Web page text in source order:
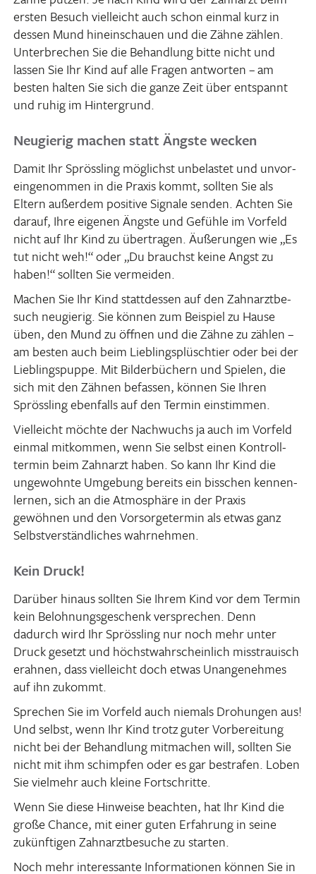
ersten Besuch viel­leicht auch schon einmal kurz in
dessen Mund hinein­schauen und die Zähne zählen.
Unter­bre­chen Sie die Behand­lung bitte nicht und
lassen Sie Ihr Kind auf alle Fragen antworten – am
besten halten Sie sich die ganze Zeit über entspannt
und ruhig im Hintergrund.
Neugierig machen statt Ängste wecken
Damit Ihr Spröss­ling möglichst unbe­lastet und unvor­
ein­ge­nommen in die Praxis kommt, sollten Sie als
Eltern außerdem posi­tive Signale senden. Achten Sie
darauf, Ihre eigenen Ängste und Gefühle im Vorfeld
nicht auf Ihr Kind zu über­tragen. Äuße­rungen wie „Es
tut nicht weh!“ oder „Du brauchst keine Angst zu
haben!“ sollten Sie vermeiden.
Machen Sie Ihr Kind statt­dessen auf den Zahn­arzt­be­
such neugierig. Sie können zum Beispiel zu Hause
üben, den Mund zu öffnen und die Zähne zu zählen –
am besten auch beim Lieb­lings­plüsch­tier oder bei der
Lieb­lings­puppe. Mit Bilder­bü­chern und Spielen, die
sich mit den Zähnen befassen, können Sie Ihren
Spröss­ling eben­falls auf den Termin einstimmen.
Viel­leicht möchte der Nach­wuchs ja auch im Vorfeld
einmal mitkommen, wenn Sie selbst einen Kontroll­
termin beim Zahn­arzt haben. So kann Ihr Kind die
unge­wohnte Umge­bung bereits ein biss­chen kennen­
lernen, sich an die Atmo­sphäre in der Praxis
gewöhnen und den Vorsor­ge­termin als etwas ganz
Selbst­ver­ständ­li­ches wahrnehmen.
Kein Druck!
Darüber hinaus sollten Sie Ihrem Kind vor dem Termin
kein Beloh­nungs­ge­schenk verspre­chen. Denn
dadurch wird Ihr Spröss­ling nur noch mehr unter
Druck gesetzt und höchst­wahr­schein­lich miss­trau­isch
erahnen, dass viel­leicht doch etwas Unan­ge­nehmes
auf ihn zukommt.
Spre­chen Sie im Vorfeld auch niemals Drohungen aus!
Und selbst, wenn Ihr Kind trotz guter Vorbe­rei­tung
nicht bei der Behand­lung mitma­chen will, sollten Sie
nicht mit ihm schimpfen oder es gar bestrafen. Loben
Sie viel­mehr auch kleine Fortschritte.
Wenn Sie diese Hinweise beachten, hat Ihr Kind die
große Chance, mit einer guten Erfah­rung in seine
zukünf­tigen Zahn­arzt­be­suche zu starten.
Noch mehr inter­es­sante Infor­ma­tionen können Sie in